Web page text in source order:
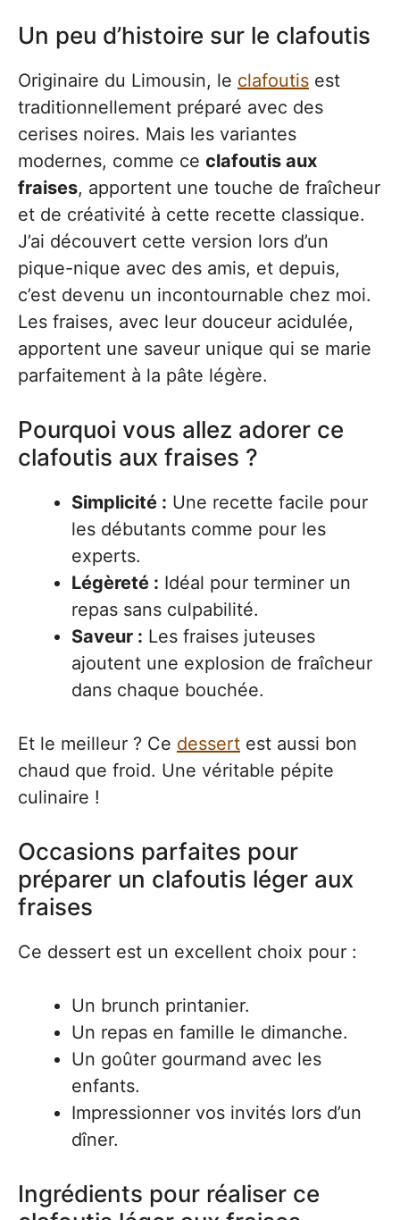
Un peu d’histoire sur le clafoutis
Originaire du Limousin, le clafoutis est
traditionnellement préparé avec des
cerises noires. Mais les variantes
modernes, comme ce clafoutis aux
fraises, apportent une touche de fraîcheur
et de créativité à cette recette classique.
J’ai découvert cette version lors d’un
pique-nique avec des amis, et depuis,
c’est devenu un incontournable chez moi.
Les fraises, avec leur douceur acidulée,
apportent une saveur unique qui se marie
parfaitement à la pâte légère.
Pourquoi vous allez adorer ce
clafoutis aux fraises ?
Simplicité : Une recette facile pour
les débutants comme pour les
experts.
Légèreté : Idéal pour terminer un
repas sans culpabilité.
Saveur : Les fraises juteuses
ajoutent une explosion de fraîcheur
dans chaque bouchée.
Et le meilleur ? Ce dessert est aussi bon
chaud que froid. Une véritable pépite
culinaire !
Occasions parfaites pour
préparer un clafoutis léger aux
fraises
Ce dessert est un excellent choix pour :
Un brunch printanier.
Un repas en famille le dimanche.
Un goûter gourmand avec les
enfants.
Impressionner vos invités lors d’un
dîner.
Ingrédients pour réaliser ce